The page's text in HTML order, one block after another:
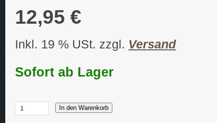
12,95 €
Inkl. 19 % USt. zzgl. Versand
Sofort ab Lager
In den Warenkorb